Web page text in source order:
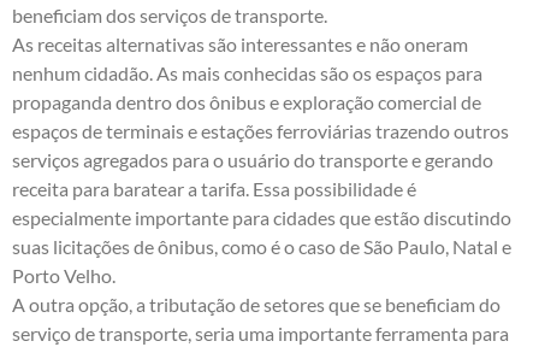
beneficiam dos serviços de transporte.
As receitas alternativas são interessantes e não oneram
nenhum cidadão. As mais conhecidas são os espaços para
propaganda dentro dos ônibus e exploração comercial de
espaços de terminais e estações ferroviárias trazendo outros
serviços agregados para o usuário do transporte e gerando
receita para baratear a tarifa. Essa possibilidade é
especialmente importante para cidades que estão discutindo
suas licitações de ônibus, como é o caso de São Paulo, Natal e
Porto Velho.
A outra opção, a tributação de setores que se beneficiam do
serviço de transporte, seria uma importante ferramenta para